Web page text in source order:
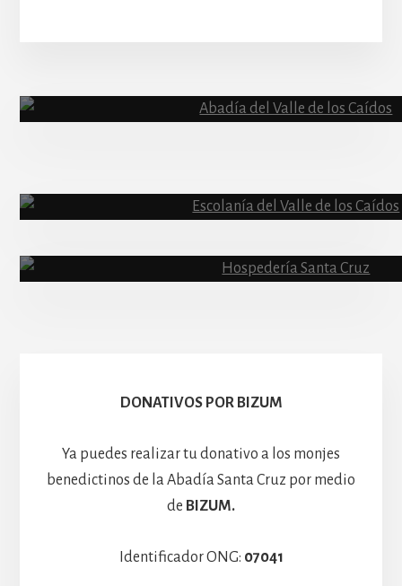
Content
Hospedería
DONATIVOS POR BIZUM
Ya puedes realizar tu donativo a los monjes
benedictinos de la Abadía Santa Cruz por medio
de BIZUM.
Identificador ONG: 07041